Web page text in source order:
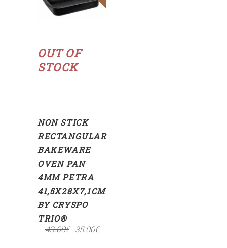
OUT OF
STOCK
NON STICK
RECTANGULAR
BAKEWARE
OVEN PAN
4MM PETRA
41,5X28X7,1CM
BY CRYSPO
TRIO®
43.00€ 35.00€